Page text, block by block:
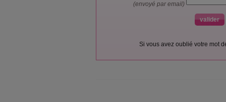
(envoyé par email)
Si vous avez oublié votre mot